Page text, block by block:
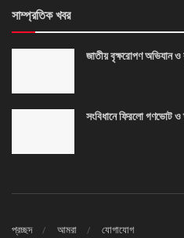
সাম্প্রতিক খবর
জাতীয় বৃক্ষরোপণ অভিযান ও
সংবিধানে ফিরলো গণভোট ও
প্রচ্ছদ আমরা যোগাযোগ